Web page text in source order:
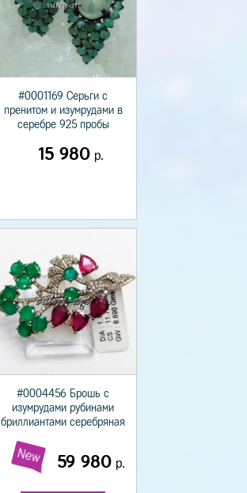
#0001169 Серьги с
пренитом и изумрудами в
серебре 925 пробы
15 980 р.
#0004456 Брошь с
изумрудами рубинами
бриллиантами серебряная
New 59 980р.